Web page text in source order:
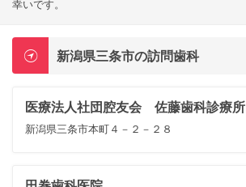
幸いです。
新潟県三条市の訪問歯科
医療法人社団腔友会 佐藤歯科診療所
新潟県三条市本町４－２－２８